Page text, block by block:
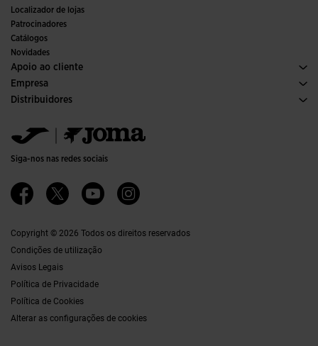
Futebol
Interior
Comités e Federações
Edições Especiais
Localizador de lojas
Patrocinadores
Catálogos
Novidades
Apoio ao cliente
Condições de Compra
Transporte e entrega
Tabela de Tamanhos
Contactos
Empresa
Histórico
Canal ético
Qualidade e política ambiental
Trabalhar Connosco
Ethics Channel
Distribuidores
Jomanet
Área de Marketing
Contactos
Siga-nos nas redes sociais
Copyright © 2026 Todos os direitos reservados
Condições de utilização
Avisos Legais
Política de Privacidade
Política de Cookies
Alterar as configurações de cookies